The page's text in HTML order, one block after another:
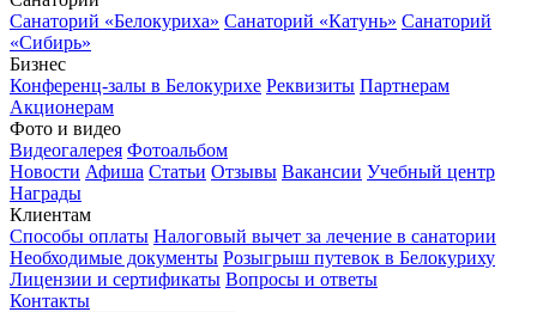
Санаторий «Белокуриха» Санаторий «Катунь» Санаторий
«Сибирь»
Бизнес
Конференц-залы в Белокурихе Реквизиты Партнерам
Акционерам
Фото и видео
Видеогалерея Фотоальбом
Новости Афиша Статьи Отзывы Вакансии Учебный центр
Награды
Клиентам
Способы оплаты Налоговый вычет за лечение в санатории
Необходимые документы Розыгрыш путевок в Белокуриху
Лицензии и сертификаты Вопросы и ответы
Контакты